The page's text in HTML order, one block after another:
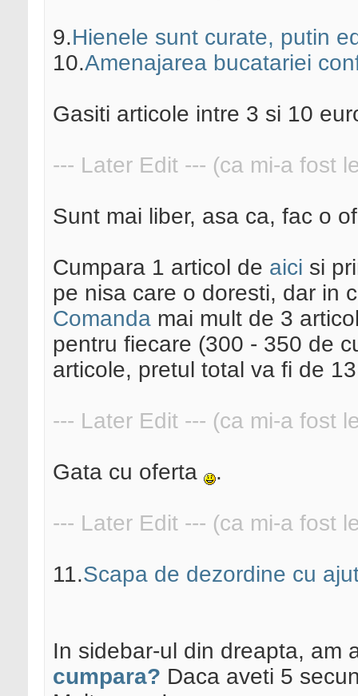
9.Hienele sunt curate, putin
10.Amenajarea bucatariei
Gasiti articole intre 3 si 10
--- Later Edit --- (ca mi-a fost
Sunt mai liber, asa ca, fac o
Cumpara 1 articol de aici si
pe nisa care o doresti, dar in
Comanda mai mult de 3
pentru fiecare (300 - 350 de
articole, pretul total va fi de
--- Later Edit --- (ca mi-a fost
Gata cu oferta .
--- Later Edit --- (ca mi-a fost
11.Scapa de dezordine cu
In sidebar-ul din dreapta, am
cumpara? Daca aveti 5